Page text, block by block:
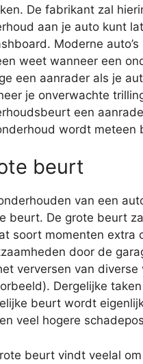
De fabrikant zal
aan je auto kunt
Moderne
weet wanneer een
een aanrader als je
je onverwachte
een
wordt meteen
beurt
van een
beurt. De grote beurt
soort momenten extra
door de
verversen van
Dergelijke
beurt wordt
veel hogere
beurt vindt veelal